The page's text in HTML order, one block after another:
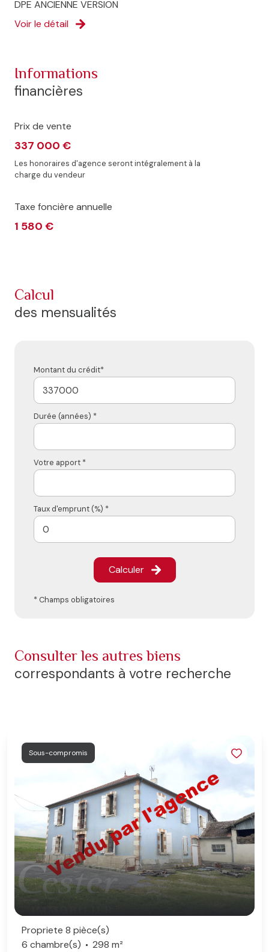
DPE ANCIENNE VERSION
Voir le détail
informations
financières
Prix de vente
337 000 €
Les honoraires d'agence seront intégralement à la
charge du vendeur
Taxe foncière annuelle
1 580 €
calcul
des mensualités
Montant du crédit*
Durée (années) *
Votre apport *
Taux d'emprunt (%) *
Calculer
* Champs obligatoires
consulter les autres biens
correspondants à votre recherche
Sous-compromis
Propriete 8 pièce(s)
6 chambre(s)
298 m²